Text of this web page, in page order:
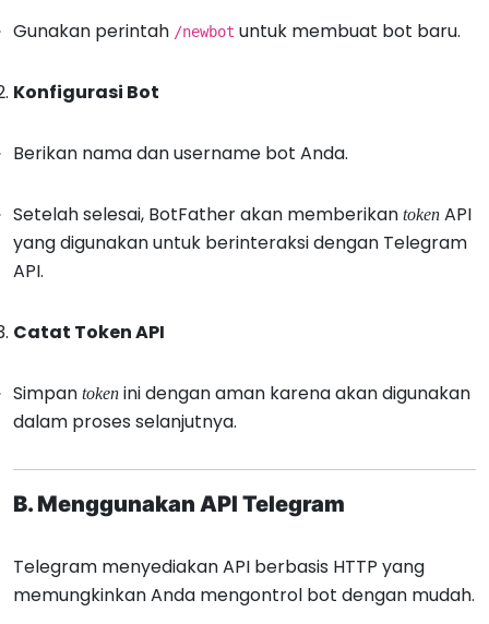
Gunakan perintah /newbot untuk membuat bot baru.
Konfigurasi Bot
Berikan nama dan username bot Anda.
Setelah selesai, BotFather akan memberikan token API
yang digunakan untuk berinteraksi dengan Telegram
API.
Catat Token API
Simpan token ini dengan aman karena akan digunakan
dalam proses selanjutnya.
B. Menggunakan API Telegram
Telegram menyediakan API berbasis HTTP yang
memungkinkan Anda mengontrol bot dengan mudah.